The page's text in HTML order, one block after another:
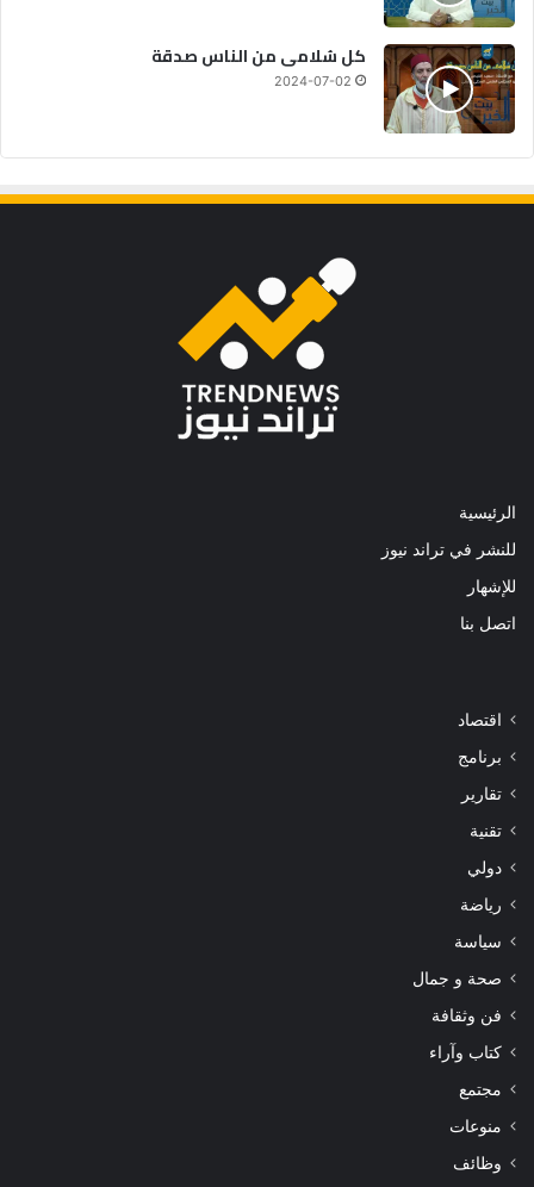
كل سُلامى من الناس صدقة
2024-07-02
الرئيسية
للنشر في تراند نيوز
للإشهار
اتصل بنا
اقتصاد
برنامج
تقارير
تقنية
دولي
رياضة
سياسة
صحة و جمال
فن وثقافة
كتاب وآراء
مجتمع
منوعات
وظائف